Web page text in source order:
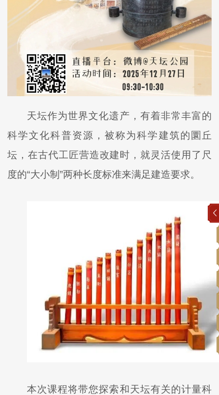
天坛作为世界文化遗产，有着非常丰富的
科学文化科普资源，被称为科学建筑的圜丘
坛，在古代工匠营造改建时，就灵活使用了尺
度的“大小制”两种长度标准来满足建造要求。
本次课程将带您探索和天坛有关的计量科